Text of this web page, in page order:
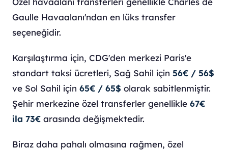
Gaulle Havaalanı'ndan en lüks transfer
seçeneğidir.
Karşılaştırma için, CDG'den merkezi Paris'e
standart taksi ücretleri, Sağ Sahil için 56€ / 56$
ve Sol Sahil için 65€ / 65$ olarak sabitlenmiştir.
Şehir merkezine özel transferler genellikle 67€
ila 73€ arasında değişmektedir.
Biraz daha pahalı olmasına rağmen, özel